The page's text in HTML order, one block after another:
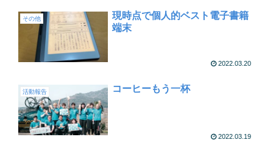
その他
現時点で個人的ベスト電子書籍
端末
2022.03.20
活動報告 コーヒーもう一杯
2022.03.19